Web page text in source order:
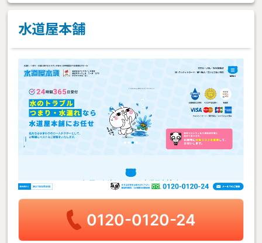
水道屋本舗
0120-0120-24